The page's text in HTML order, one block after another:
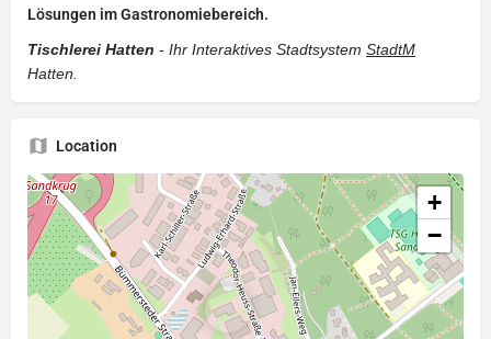
Lösungen im Gastronomiebereich.
Tischlerei Hatten - Ihr Interaktives Stadtsystem StadtM
Hatten.
Location
+
−